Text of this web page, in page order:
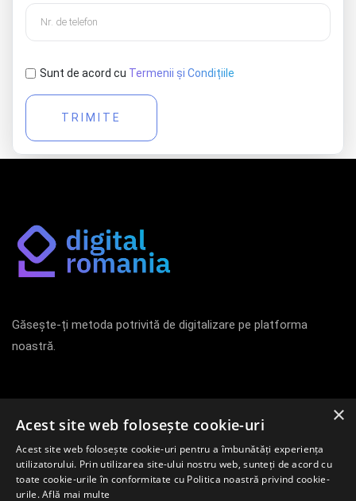
Sunt de acord cu Termenii și Condițiile
Găsește-ți metoda potrivită de digitalizare pe platforma
noastră.
Înregistrează-te pentru a afla primul despre cele mai noi
metode de digitalizare pe piața internă.
×
Acest site web folosește cookie-uri
Acest site web folosește cookie-uri pentru a îmbunătăți experiența
utilizatorului. Prin utilizarea site-ului nostru web, sunteți de acord cu
toate cookie-urile în conformitate cu Politica noastră privind cookie-
urile.Află mai multe